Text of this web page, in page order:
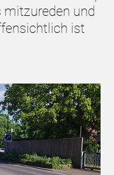
mitzureden und
ist